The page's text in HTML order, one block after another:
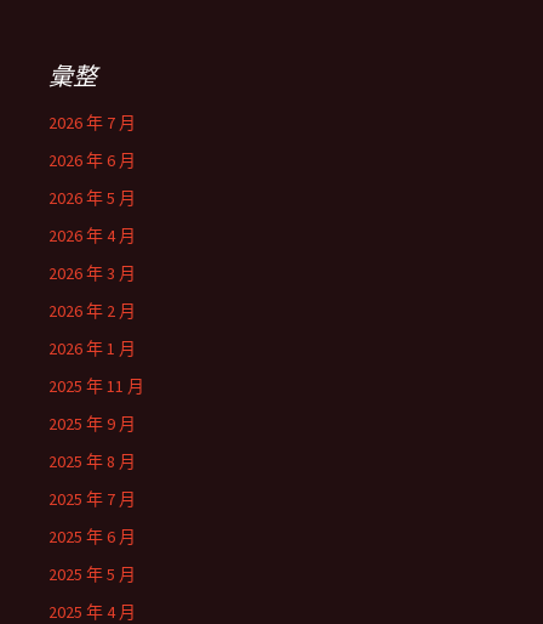
彙整
2026 年 7 月
2026 年 6 月
2026 年 5 月
2026 年 4 月
2026 年 3 月
2026 年 2 月
2026 年 1 月
2025 年 11 月
2025 年 9 月
2025 年 8 月
2025 年 7 月
2025 年 6 月
2025 年 5 月
2025 年 4 月